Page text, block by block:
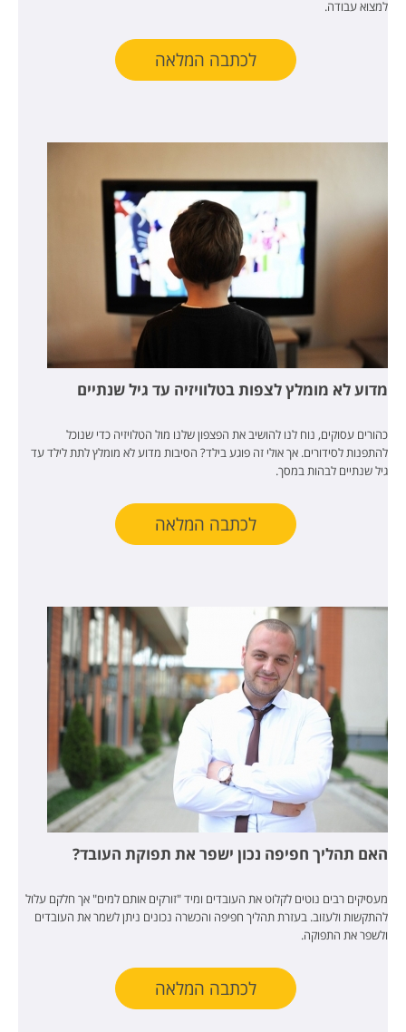
למצוא עבודה.
לכתבה המלאה
מדוע לא מומלץ לצפות בטלוויזיה עד גיל שנתיים
כהורים עסוקים, נוח לנו להושיב את הפצפון שלנו מול הטלויזיה כדי שנוכל
להתפנות לסידורים. אך אולי זה פוגע בילד? הסיבות מדוע לא מומלץ לתת לילד עד
גיל שנתיים לבהות במסך.
לכתבה המלאה
האם תהליך חפיפה נכון ישפר את תפוקת העובד?
מעסיקים רבים נוטים לקלוט את העובדים ומיד "זורקים אותם למים" אך חלקם עלול
להתקשות ולעזוב. בעזרת תהליך חפיפה והכשרה נכונים ניתן לשמר את העובדים
ולשפר את התפוקה.
לכתבה המלאה